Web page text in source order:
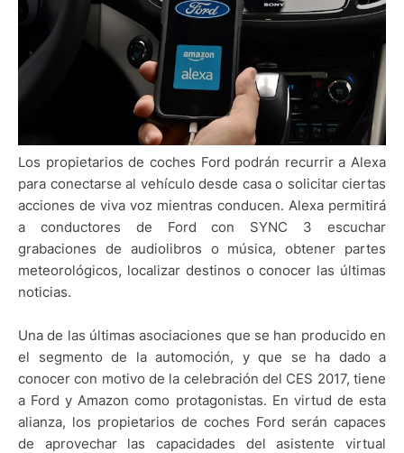
Los propietarios de coches Ford podrán recurrir a Alexa
para conectarse al vehículo desde casa o solicitar ciertas
acciones de viva voz mientras conducen. Alexa permitirá
a conductores de Ford con SYNC 3 escuchar
grabaciones de audiolibros o música, obtener partes
meteorológicos, localizar destinos o conocer las últimas
noticias.
Una de las últimas asociaciones que se han producido en
el segmento de la automoción, y que se ha dado a
conocer con motivo de la celebración del CES 2017, tiene
a Ford y Amazon como protagonistas. En virtud de esta
alianza, los propietarios de coches Ford serán capaces
de aprovechar las capacidades del asistente virtual